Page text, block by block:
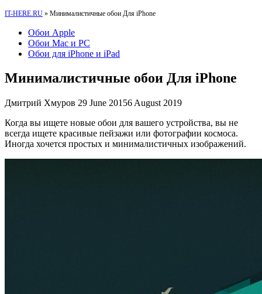
IT-HERE.RU » Минималистичные обои Для iPhone
Обои Apple
Обои Mac и PC
Обои для iPhone и iPad
Минималистичные обои Для iPhone
Дмитрий Хмуров 29 June 20156 August 2019
Когда вы ищете новые обои для вашего устройства, вы не
всегда ищете красивые пейзажи или фотографии космоса.
Иногда хочется простых и минималистичных изображений.